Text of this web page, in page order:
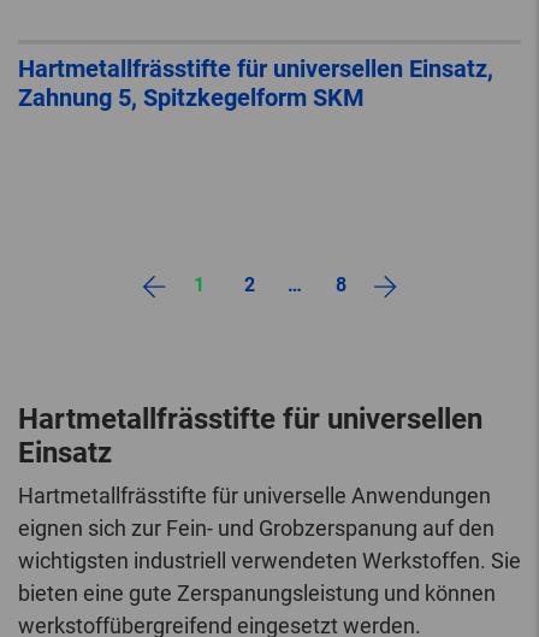
Hartmetallfrässtifte für universellen Einsatz,
Zahnung 5, Spitzkegelform SKM
1 2 … 8
Hartmetallfrässtifte für universellen
Einsatz
Hartmetallfrässtifte für universelle Anwendungen
eignen sich zur Fein- und Grobzerspanung auf den
wichtigsten industriell verwendeten Werkstoffen. Sie
bieten eine gute Zerspanungsleistung und können
werkstoffübergreifend eingesetzt werden.